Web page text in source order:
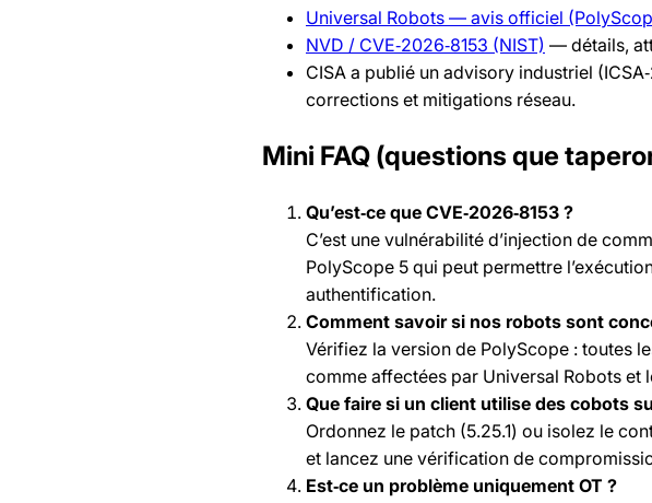
Universal Robots — avis officiel
NVD / CVE‑2026‑8153 (NIST) — détails,
CISA a publié un advisory industriel
corrections et mitigations réseau.
Mini FAQ (questions que
Qu’est‑ce que CVE‑2026‑8153 ?
C’est une vulnérabilité d’injection de
PolyScope 5 qui peut permettre
authentification.
Comment savoir si nos robots sont
Vérifiez la version de PolyScope : toutes
comme affectées par Universal Robots et
Que faire si un client utilise des cobots
Ordonnez le patch (5.25.1) ou isolez le
et lancez une vérification de
Est‑ce un problème uniquement OT ?